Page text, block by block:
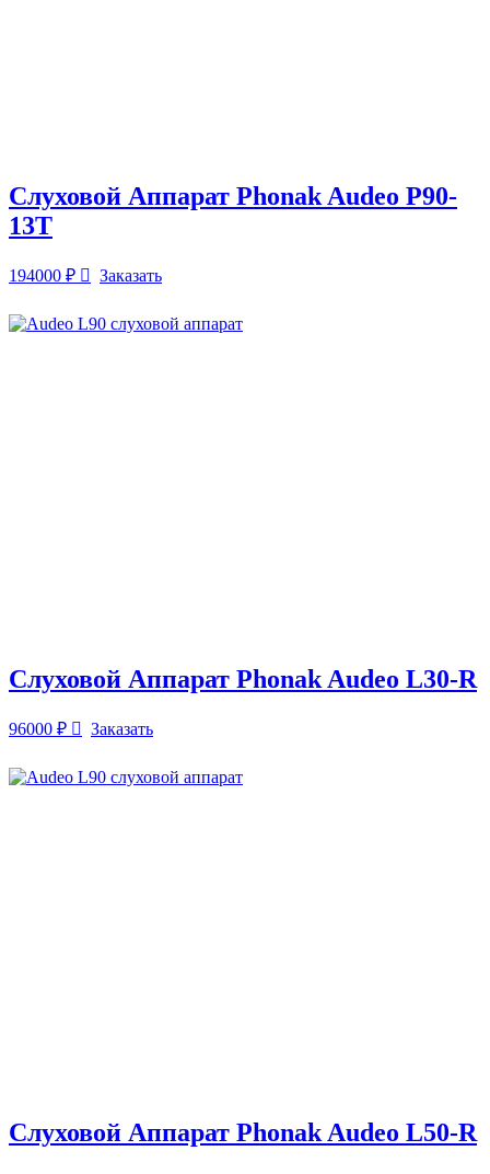
Слуховой Аппарат Phonak Audeo P90-
13T
194000 ₽ Заказать
Слуховой Аппарат Phonak Audeo L30-R
96000 ₽ Заказать
Слуховой Аппарат Phonak Audeo L50-R